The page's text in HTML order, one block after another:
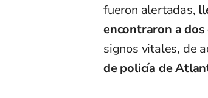
fueron alertadas,
encontraron a
signos vitales, de
de policía de